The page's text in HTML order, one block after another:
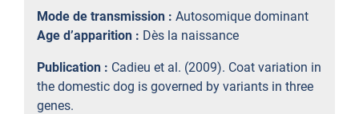
Mode de transmission : Autosomique dominant
Age d’apparition : Dès la naissance
Publication : Cadieu et al. (2009). Coat variation in
the domestic dog is governed by variants in three
genes.